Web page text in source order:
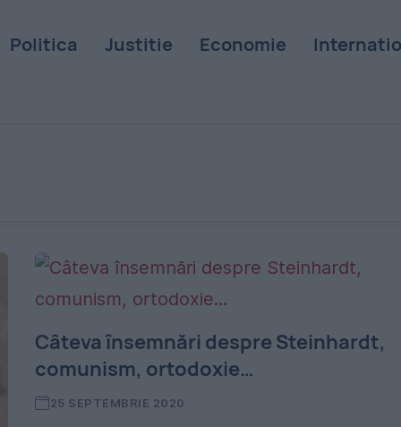
Politica Justitie Economie
Câteva însemnări despre Steinhardt,
comunism, ortodoxie…
25 SEPTEMBRIE 2020